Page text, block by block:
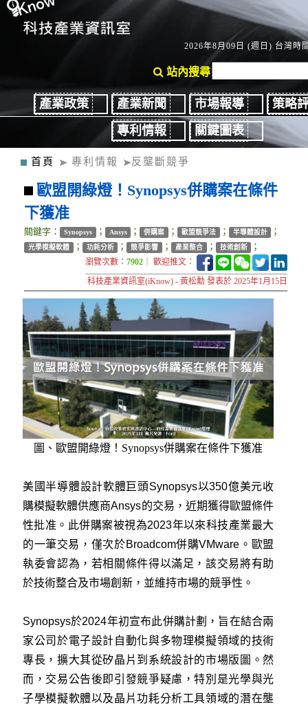
2026年8月09日 (週日) 台灣時
站內搜尋
產業政策 產業新聞 市場報導
策略
專利情報
關鍵圖表
首頁 專利情報 反壟斷競爭
歐盟開綠燈！Synopsys併購案在條件
下獲准
關鍵字： Synopsys ； Ansys ； 併購案 ； 歐盟競爭法 ； 半導體設計 ；
光學模擬軟體 ； 功耗分析 ； 競爭影響 ； 產業整合 ； 技術創新 ；
瀏覽次數：7902 ｜ 歡迎推文：
科技產業資訊室(iKnow) - 黃松勳 發表於 2025年1月15日
圖、 歐盟開綠燈！Synopsys併購案在條件下獲准
美國半導體設計軟體巨頭Synopsys以350億美元收
購模擬軟體供應商Ansys的交易，近期獲得歐盟條件
性批准。此併購案被視為2023年以來科技產業最大
的一筆交易，僅次於Broadcom併購VMware。歐盟
執委會認為，若相關條件得以滿足，該交易將有助
於技術整合及市場創新，並維持市場的競爭性。
Synopsys於2024年初宣布此併購計劃，旨在結合兩
家公司於電子設計自動化與多物理模擬領域的技術
專長，擴大其從矽晶片到系統設計的市場版圖。然
而，交易公告後即引發競爭疑慮，特別是光學與光
子學模擬軟體以及晶片功耗分析工具領域的潛在壟